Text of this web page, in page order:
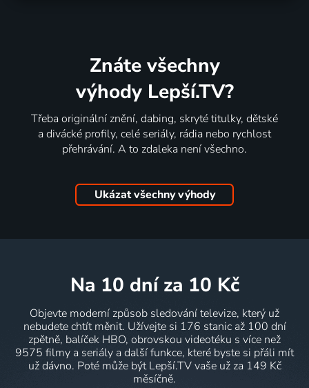
Znáte všechny
výhody Lepší.TV?
Třeba originální znění, dabing, skryté titulky, dětské
a divácké profily, celé seriály, rádia nebo rychlost
přehrávání. A to zdaleka není všechno.
Ukázat všechny výhody
na 10 dní za 10 Kč
Objevte moderní způsob sledování televize, který už
nebudete chtít měnit. Užívejte si 176 stanic až 100 dní
zpětně, balíček HBO, obrovskou videotéku s více než
9575 filmy a seriály a další funkce, které byste si přáli mít
už dávno. Poté může být Lepší.TV vaše už za 149 Kč
měsíčně.